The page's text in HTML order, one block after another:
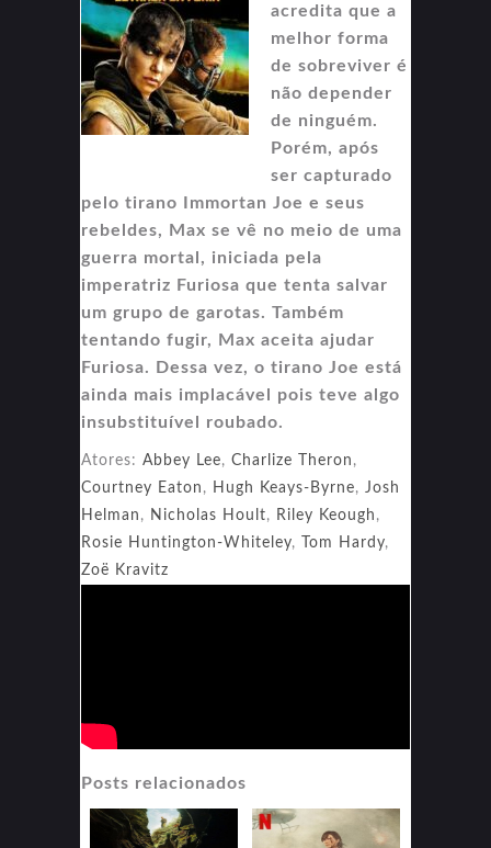
acredita que a
melhor forma
de sobreviver é
não depender
de ninguém.
Porém, após
ser capturado
pelo tirano Immortan Joe e seus
rebeldes, Max se vê no meio de uma
guerra mortal, iniciada pela
imperatriz Furiosa que tenta salvar
um grupo de garotas. Também
tentando fugir, Max aceita ajudar
Furiosa. Dessa vez, o tirano Joe está
ainda mais implacável pois teve algo
insubstituível roubado.
Atores: Abbey Lee, Charlize Theron ,
Courtney Eaton , Hugh Keays-Byrne, Josh
Helman , Nicholas Hoult, Riley Keough ,
Rosie Huntington-Whiteley, Tom Hardy,
Zoë Kravitz
Posts relacionados